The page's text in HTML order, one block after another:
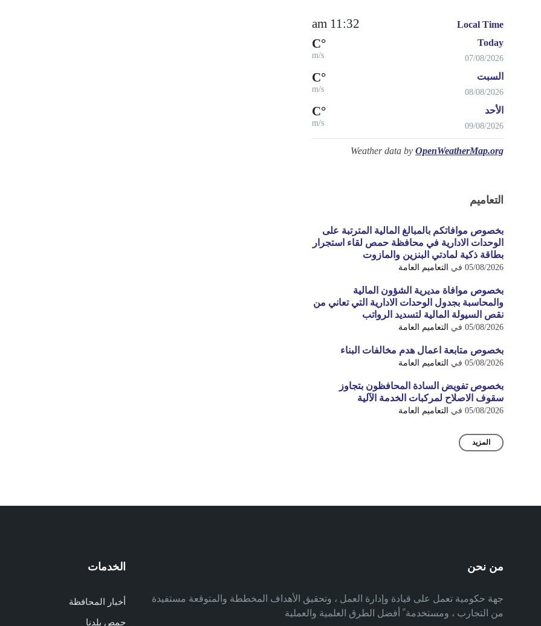
Local Time
11:32 am
Today
07/08/2026
°C
m/s
السبت
08/08/2026
°C
m/s
الأحد
09/08/2026
°C
m/s
Weather data by OpenWeatherMap.org
التعاميم
بخصوص موافاتكم بالمبالغ المالية المترتبة على
الوحدات الادارية في محافظة حمص لقاء استجرار
بطاقة ذكية لمادتي البنزين والمازوت
05/08/2026 في التعاميم العامة
بخصوص موافاة مديرية الشؤون المالية
والمحاسبة بجدول الوحدات الادارية التي تعاني من
نقص السيولة المالية لتسديد الرواتب
05/08/2026 في التعاميم العامة
بخصوص متابعة اعمال هدم مخالفات البناء
05/08/2026 في التعاميم العامة
بخصوص تفويض السادة المحافظون بتجاوز
سقوف الاصلاح لمركبات الخدمة الآلية
05/08/2026 في التعاميم العامة
المزيد
من نحن
جهة حكومية تعمل على قيادة وإدارة العمل ، وتحقيق الأهداف المخططة والمتوقعة مستفيدة
من التجارب ، ومستخدمة ً أفضل الطرق العلمية والعملية
الخدمات
أخبار المحافظة
حمص بلدنا